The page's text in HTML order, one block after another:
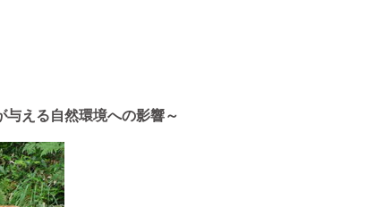
える自然環境への影響～